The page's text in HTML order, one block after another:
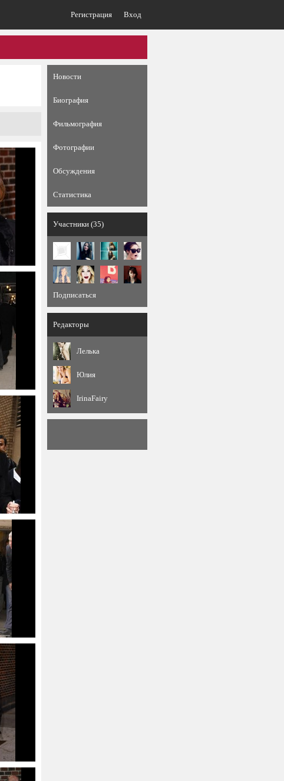
Регистрация Вход
Новости
Биография
Фильмография
Фотографии
Обсуждения
Статистика
Участники (35)
Подписаться
Редакторы
Лелька
Юлия
IrinaFairy